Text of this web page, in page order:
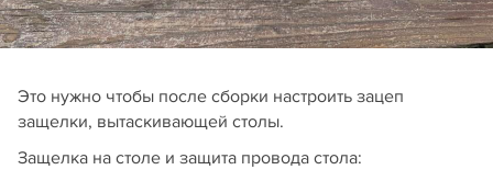
Это нужно чтобы после сборки настроить зацеп
защелки, вытаскивающей столы.
Защелка на столе и защита провода стола: